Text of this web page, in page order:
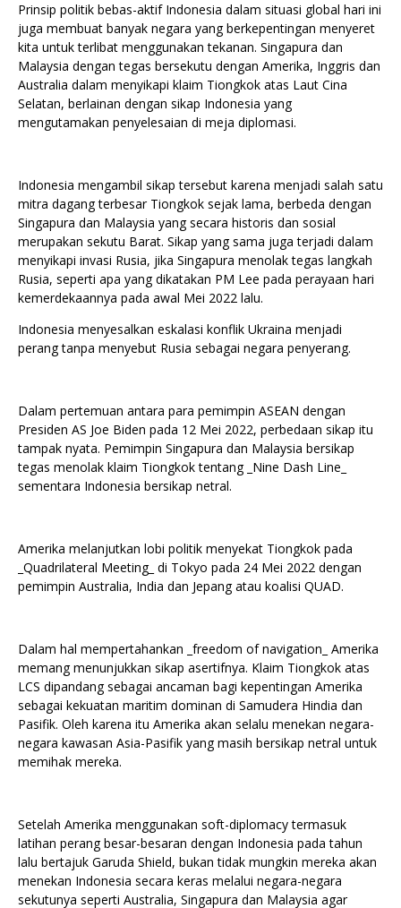
Prinsip politik bebas-aktif Indonesia dalam situasi global hari ini
juga membuat banyak negara yang berkepentingan menyeret
kita untuk terlibat menggunakan tekanan. Singapura dan
Malaysia dengan tegas bersekutu dengan Amerika, Inggris dan
Australia dalam menyikapi klaim Tiongkok atas Laut Cina
Selatan, berlainan dengan sikap Indonesia yang
mengutamakan penyelesaian di meja diplomasi.
Indonesia mengambil sikap tersebut karena menjadi salah satu
mitra dagang terbesar Tiongkok sejak lama, berbeda dengan
Singapura dan Malaysia yang secara historis dan sosial
merupakan sekutu Barat. Sikap yang sama juga terjadi dalam
menyikapi invasi Rusia, jika Singapura menolak tegas langkah
Rusia, seperti apa yang dikatakan PM Lee pada perayaan hari
kemerdekaannya pada awal Mei 2022 lalu.
Indonesia menyesalkan eskalasi konflik Ukraina menjadi
perang tanpa menyebut Rusia sebagai negara penyerang.
Dalam pertemuan antara para pemimpin ASEAN dengan
Presiden AS Joe Biden pada 12 Mei 2022, perbedaan sikap itu
tampak nyata. Pemimpin Singapura dan Malaysia bersikap
tegas menolak klaim Tiongkok tentang _Nine Dash Line_
sementara Indonesia bersikap netral.
Amerika melanjutkan lobi politik menyekat Tiongkok pada
_Quadrilateral Meeting_ di Tokyo pada 24 Mei 2022 dengan
pemimpin Australia, India dan Jepang atau koalisi QUAD.
Dalam hal mempertahankan _freedom of navigation_ Amerika
memang menunjukkan sikap asertifnya. Klaim Tiongkok atas
LCS dipandang sebagai ancaman bagi kepentingan Amerika
sebagai kekuatan maritim dominan di Samudera Hindia dan
Pasifik. Oleh karena itu Amerika akan selalu menekan negara-
negara kawasan Asia-Pasifik yang masih bersikap netral untuk
memihak mereka.
Setelah Amerika menggunakan soft-diplomacy termasuk
latihan perang besar-besaran dengan Indonesia pada tahun
lalu bertajuk Garuda Shield, bukan tidak mungkin mereka akan
menekan Indonesia secara keras melalui negara-negara
sekutunya seperti Australia, Singapura dan Malaysia agar